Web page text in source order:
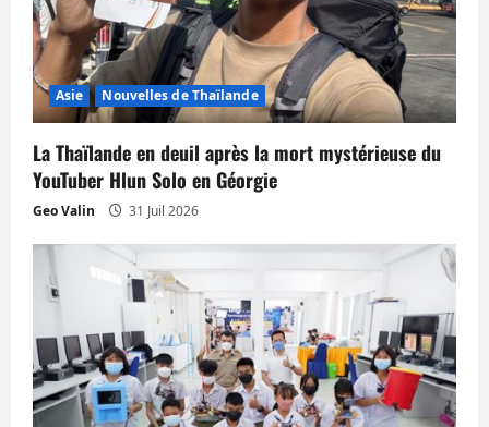
Asie Nouvelles de Thaïlande
La Thaïlande en deuil après la mort mystérieuse du
YouTuber Hlun Solo en Géorgie
Geo Valin 31 Juil 2026